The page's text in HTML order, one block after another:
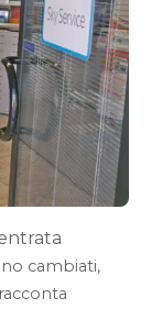
cambiati,